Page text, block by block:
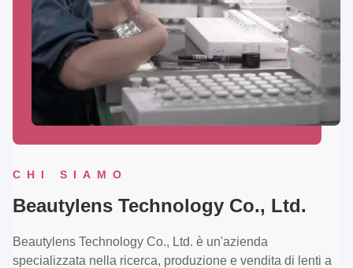
CHI SIAMO
Beautylens Technology Co., Ltd.
Beautylens Technology Co., Ltd. è un'azienda
specializzata nella ricerca, produzione e vendita di lenti a